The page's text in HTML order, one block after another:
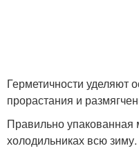
Герметичности уделяют
прорастания и
Правильно упакованная
холодильниках всю зиму.